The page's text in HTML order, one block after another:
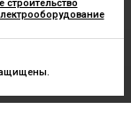
строительство